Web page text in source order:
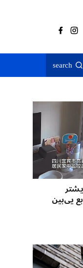
search
به بزرگی 4.9 ریشتر
یی‌بین